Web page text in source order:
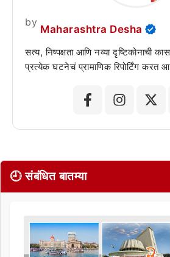
by
Maharashtra Desha
सत्य, निष्पक्षता आणि नव्या दृष्टिकोनाची
प्रत्येक घटनेचं प्रामाणिक रिपोर्टिंग करत
🕘 संबंधित बातम्या